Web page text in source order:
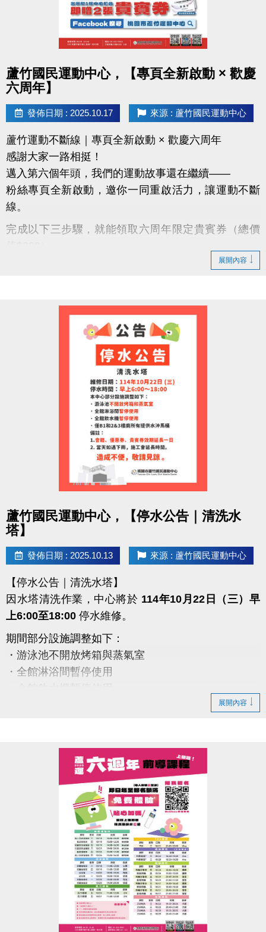
蘆竹國民運動中心，【專頁全新啟動 × 歡慶
六周年】
發佈日期 : 2025.10.17 來源 : 蘆竹國民運動中心
蘆竹運動不斷線｜專頁全新啟動 × 歡慶六周年
感謝大家一路相挺！
邁入第六個年頭，我們的運動故事還在繼續——
粉絲專頁全新啟動，邀你一同重啟活力，讓運動不斷
線。
完成以下三步驟，就能領取六周年限定貴賓券（總價
分享此貼文（設為公開）
完成後出示畫面給1樓櫃檯，即可領取
【貴賓券2張（總價值$200）】
限量600張，數量有限，先來先領！
每人限領一次，須本人親自領取，依現場登記順序發
活動期間：即日起至 11/30止 或 贈完為止。
一起動起來，為六周年喝采，
讓運動的能量不斷線，健康持續上線！
本活動由蘆竹國民運動中心主辦，活動辦法與贈品內
容以本中心現場公告為準。
中心保留活動調整、修改及最終解釋之權利。
https://www.facebook.com/profile.php?
id=61581947831365
展開內容
蘆竹國民運動中心，【停水公告｜清洗水
塔】
發佈日期 : 2025.10.13 來源 : 蘆竹國民運動中心
【停水公告｜清洗水塔】
因水塔清洗作業，中心將於 114年10月22日（三）早
上6:00至18:00 停水維修。
期間部分設施調整如下：
・游泳池不開放烤箱與蒸氣室
・全館淋浴間暫停使用
2.若遇下雨，施工將順延
造成不便，敬請見諒
感謝您的理解與配合
#蘆竹國民運動中心 #停水公告 #清洗水塔
展開內容